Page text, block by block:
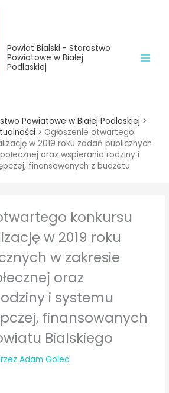
Powiat Bialski - Starostwo
Powiatowe w Białej
Podlaskiej
Powiatowe w Białej Podlaskiej >
> Ogłoszenie otwartego
w 2019 roku zadań publicznych
oraz wspierania rodziny i
finansowanych z budżetu
konkursu
w 2019 roku
w zakresie
oraz
i systemu
finansowanych
Bialskiego
Adam Golec